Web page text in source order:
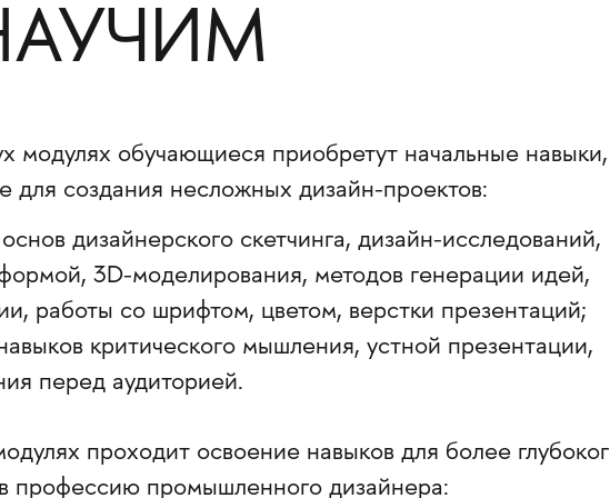
модулях обучающиеся приобретут начальные навыки,
для создания несложных дизайн-проектов:
дизайнерского скетчинга, дизайн-исследований,
3D-моделирования, методов генерации идей,
работы со шрифтом, цветом, верстки презентаций;
критического мышления, устной презентации,
перед аудиторией.
проходит освоение навыков для более
профессию промышленного дизайнера: